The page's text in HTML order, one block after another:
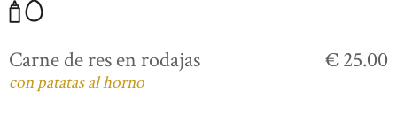
Carne de res en rodajas
con patatas al horno
€ 25.00